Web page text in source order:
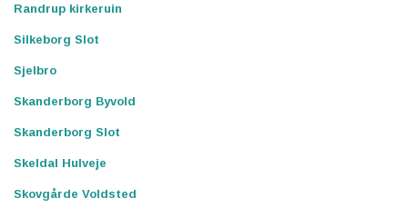
Randrup kirkeruin
Silkeborg Slot
Sjelbro
Skanderborg Byvold
Skanderborg Slot
Skeldal Hulveje
Skovgårde Voldsted